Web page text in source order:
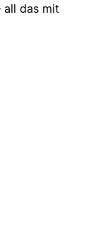
all das mit